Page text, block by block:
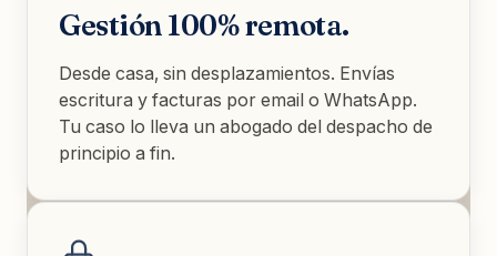
Gestión 100% remota.
Desde casa, sin desplazamientos. Envías
escritura y facturas por email o WhatsApp.
Tu caso lo lleva un abogado del despacho de
principio a fin.